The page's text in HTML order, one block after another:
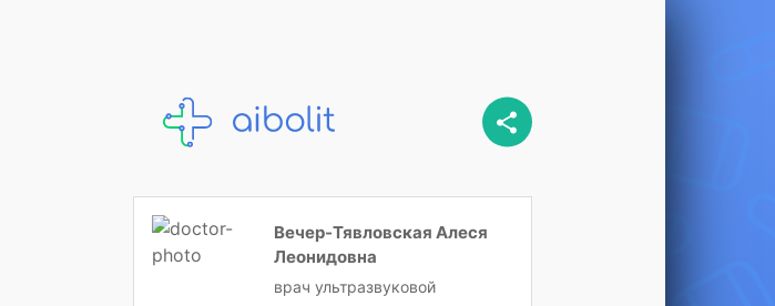
Вечер-Тявловская Алеся
Леонидовна
врач ультразвуковой